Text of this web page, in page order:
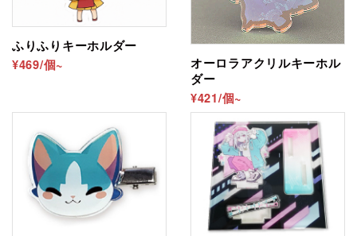
色味の個体差
：リピート時、同色ご注文でも製造ロッ
ト差で色味がわずかに異なる場合があります。
薄い淡色はインク分量も薄いため印刷が見えづらくな
ることがございます。 色味が不安な場合は「校正品
作成オプション」をご利用ください。
両面印刷について
薄い色のデザインは反対側のデザインが透けてしまう
可能性があります。 色味が不安な場合は「校正品作
成オプション
」をご利用ください。
ふりふりキーホルダー
¥469/個~
オーロラアクリルキーホル
ダー
¥421/個~